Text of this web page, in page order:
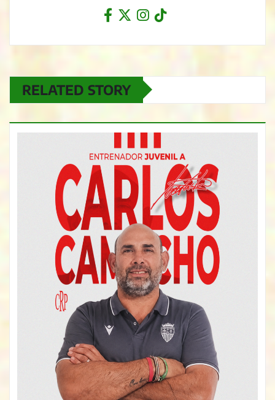
RELATED STORY